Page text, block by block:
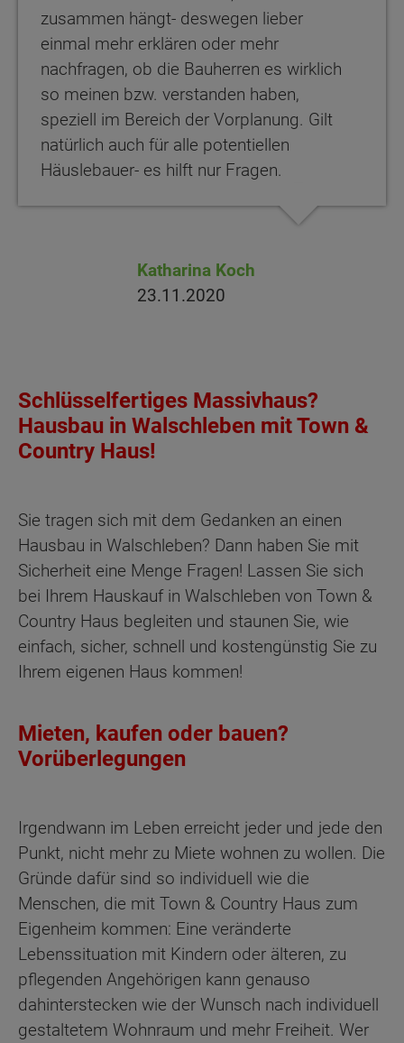
zusammen hängt- deswegen lieber
einmal mehr erklären oder mehr
nachfragen, ob die Bauherren es wirklich
so meinen bzw. verstanden haben,
speziell im Bereich der Vorplanung. Gilt
natürlich auch für alle potentiellen
Häuslebauer- es hilft nur Fragen.
Katharina Koch
23.11.2020
Schlüsselfertiges Massivhaus?
Hausbau in Walschleben mit Town &
Country Haus!
Sie tragen sich mit dem Gedanken an einen
Hausbau in Walschleben? Dann haben Sie mit
Sicherheit eine Menge Fragen! Lassen Sie sich
bei Ihrem Hauskauf in Walschleben von Town &
Country Haus begleiten und staunen Sie, wie
einfach, sicher, schnell und kostengünstig Sie zu
Ihrem eigenen Haus kommen!
Mieten, kaufen oder bauen?
Vorüberlegungen
Irgendwann im Leben erreicht jeder und jede den
Punkt, nicht mehr zu Miete wohnen zu wollen. Die
Gründe dafür sind so individuell wie die
Menschen, die mit Town & Country Haus zum
Eigenheim kommen: Eine veränderte
Lebenssituation mit Kindern oder älteren, zu
pflegenden Angehörigen kann genauso
dahinterstecken wie der Wunsch nach individuell
gestaltetem Wohnraum und mehr Freiheit. Wer